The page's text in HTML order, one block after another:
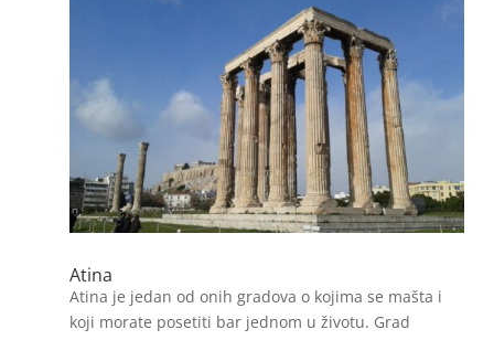
Atina
Atina je jedan od onih gradova o kojima se mašta i
koji morate posetiti bar jednom u životu. Grad